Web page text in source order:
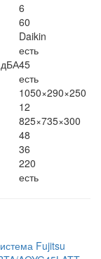
6
60
Daikin
есть
45
есть
1050×290×250
12
825×735×300
48
36
220
есть